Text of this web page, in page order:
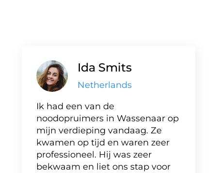
Ida Smits
Netherlands
Ik had een van de
noodopruimers in Wassenaar op
mijn verdieping vandaag. Ze
kwamen op tijd en waren zeer
professioneel. Hij was zeer
bekwaam en liet ons stap voor